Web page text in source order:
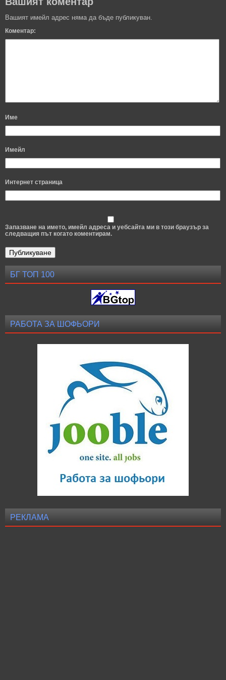
Вашият имейл адрес няма да бъде публикуван.
Коментар:
Име
Имейл
Интернет страница
Запазване на името, имейл адреса и уебсайта ми в този браузър за
следващия път когато коментирам.
БГ ТОП 100
РАБОТА ЗА ШОФЬОРИ
РЕКЛАМА